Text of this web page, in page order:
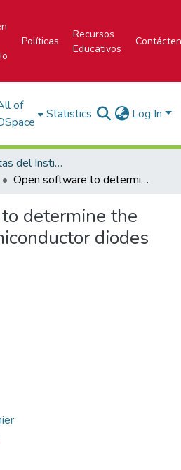
Políticas
Recursos
Educativos
of
Statistics Log In
Portal de Revistas del Instituto Tecnológico de Costa Rica
Open software to determine the behavior of semiconductor diodes
determine the
diodes